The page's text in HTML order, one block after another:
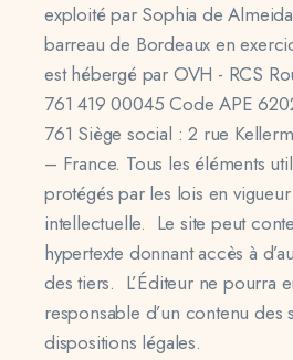
exploité par Sophia de
barreau de Bordeaux en
est hébergé par OVH - RCS
761 419 00045 Code APE
761 Siège social : 2 rue
– France. Tous les éléments
protégés par les lois en
intellectuelle. Le site peut
hypertexte donnant accès à
des tiers. L’Éditeur ne pourra
responsable d’un contenu des
dispositions légales.